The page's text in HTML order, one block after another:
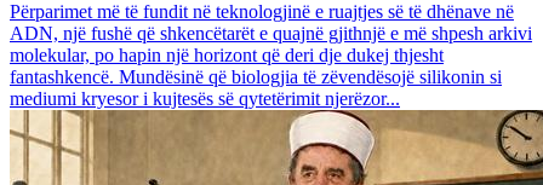
Përparimet më të fundit në teknologjinë e ruajtjes së të dhënave në
ADN, një fushë që shkencëtarët e quajnë gjithnjë e më shpesh arkivi
molekular, po hapin një horizont që deri dje dukej thjesht
fantashkencë. Mundësinë që biologjia të zëvendësojë silikonin si
mediumi kryesor i kujtesës së qytetërimit njerëzor...